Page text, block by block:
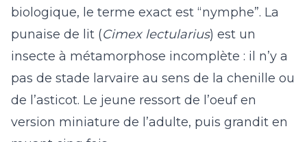
biologique, le terme exact est “nymphe”. La
punaise de lit (Cimex lectularius) est un
insecte à métamorphose incomplète : il n’y a
pas de stade larvaire au sens de la chenille ou
de l’asticot. Le jeune ressort de l’oeuf en
version miniature de l’adulte, puis grandit en